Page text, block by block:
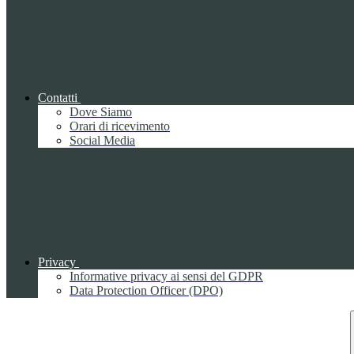
Contatti
Dove Siamo
Orari di ricevimento
Social Media
Privacy
Informative privacy ai sensi del GDPR
Data Protection Officer (DPO)